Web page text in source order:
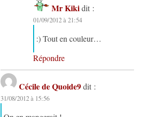
Mr Kiki dit :
01/09/2012 à 21:54
:) Tout en couleur…
Répondre
Cécile de Quoide9 dit :
31/08/2012 à 15:56